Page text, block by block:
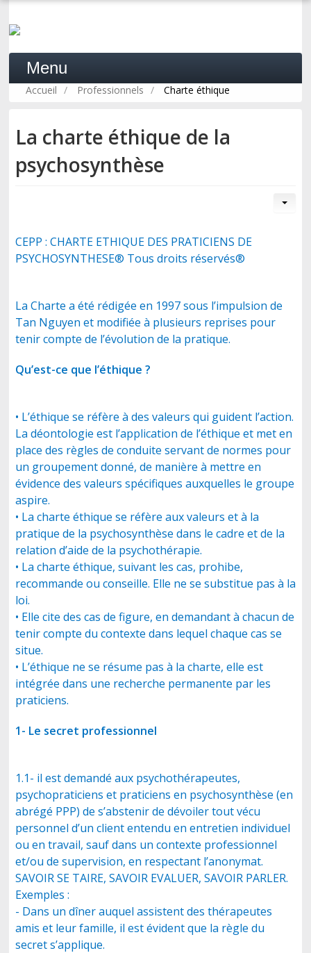
Menu
ACCUEIL
LA PSYCHOSYNTHÈSE
FORMATION
PROFESSIONNELS
Accueil / Professionnels / Charte éthique
La charte éthique de la
psychosynthèse
CEPP : CHARTE ETHIQUE DES PRATICIENS DE
PSYCHOSYNTHESE® Tous droits réservés®
La Charte a été rédigée en 1997 sous l’impulsion de
Tan Nguyen et modifiée à plusieurs reprises pour
tenir compte de l’évolution de la pratique.
Qu’est-ce que l’éthique ?
• L’éthique se réfère à des valeurs qui guident l’action.
La déontologie est l’application de l’éthique et met en
place des règles de conduite servant de normes pour
un groupement donné, de manière à mettre en
évidence des valeurs spécifiques auxquelles le groupe
aspire.
• La charte éthique se réfère aux valeurs et à la
pratique de la psychosynthèse dans le cadre et de la
relation d’aide de la psychothérapie.
• La charte éthique, suivant les cas, prohibe,
recommande ou conseille. Elle ne se substitue pas à la
loi.
• Elle cite des cas de figure, en demandant à chacun de
tenir compte du contexte dans lequel chaque cas se
situe.
• L’éthique ne se résume pas à la charte, elle est
intégrée dans une recherche permanente par les
praticiens.
1- Le secret professionnel
1.1- il est demandé aux psychothérapeutes,
psychopraticiens et praticiens en psychosynthèse (en
abrégé PPP) de s’abstenir de dévoiler tout vécu
personnel d’un client entendu en entretien individuel
ou en travail, sauf dans un contexte professionnel
et/ou de supervision, en respectant l’anonymat.
SAVOIR SE TAIRE, SAVOIR EVALUER, SAVOIR PARLER.
Exemples :
- Dans un dîner auquel assistent des thérapeutes
amis et leur famille, il est évident que la règle du
secret s’applique.